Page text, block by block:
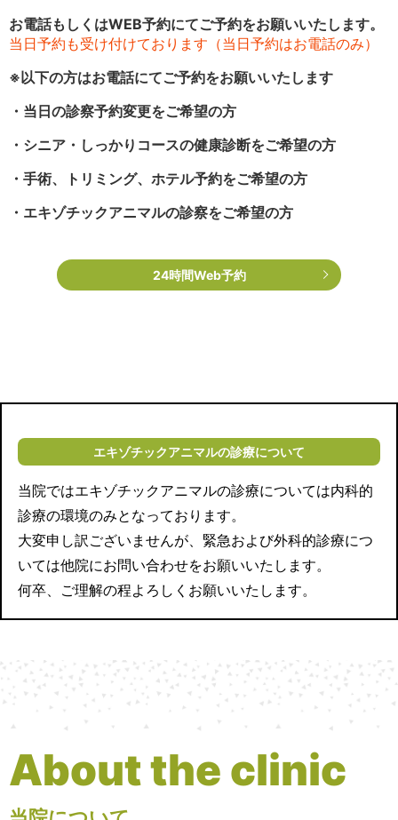
お電話もしくはWEB予約にてご予約をお願いいたします。
当日予約も受け付けております（当日予約はお電話のみ）
※以下の方はお電話にてご予約をお願いいたします
・当日の診察予約変更をご希望の方
・シニア・しっかりコースの健康診断をご希望の方
・手術、トリミング、ホテル予約をご希望の方
・エキゾチックアニマルの診察をご希望の方
24時間Web予約
エキゾチックアニマルの診療について
当院ではエキゾチックアニマルの診療については内科的
診療の環境のみとなっております。
大変申し訳ございませんが、緊急および外科的診療につ
いては他院にお問い合わせをお願いいたします。
何卒、ご理解の程よろしくお願いいたします。
About the clinic